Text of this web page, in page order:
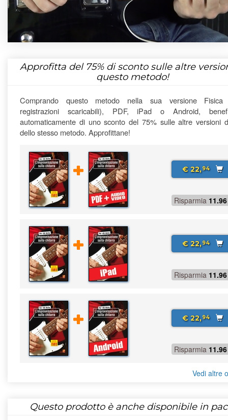
Approfitta del 75%di sconto sulle altre
questo metodo!
Comprando questo metodo nella sua versione Fisica
registrazioni scaricabili), PDF, iPad o Android,
automaticamente di uno sconto del 75% sulle altre versioni
dello stesso metodo. Approfittane!
€ 22,94
Risparmia 11.96
€ 22,94
Risparmia 11.96
€ 22,94
Risparmia 11.96
Vedi altre
Questo prodotto è anche disponibile in